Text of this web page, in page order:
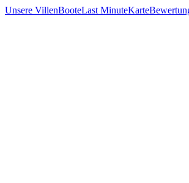
Unsere VillenBooteLast MinuteKarte